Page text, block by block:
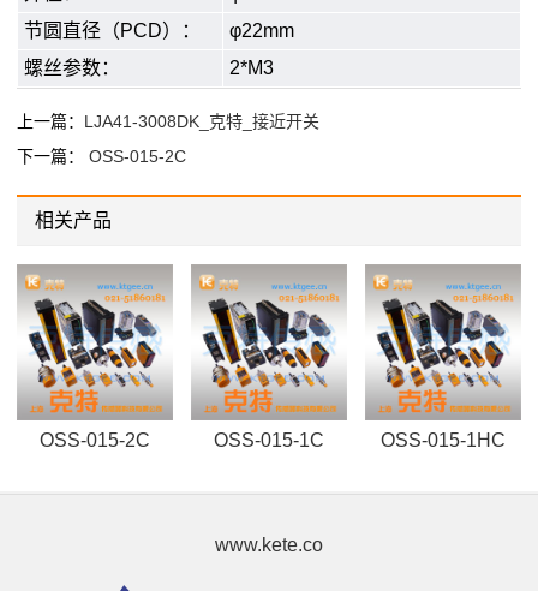
节圆直径（PCD）：
φ22mm
螺丝参数：
2*M3
上一篇： LJA41-3008DK_克特_接近开关
下一篇： OSS-015-2C
相关产品
OSS-015-2C OSS-015-1C OSS-015-1HC
www.kete.co